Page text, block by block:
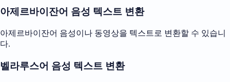
아제르바이잔어 음성 텍스트 변환
아제르바이잔어 음성이나 동영상을 텍스트로 변환할 수 있습니
다.
벨라루스어 음성 텍스트 변환